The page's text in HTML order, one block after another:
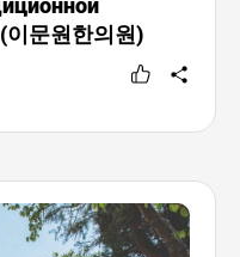
문원한의원)